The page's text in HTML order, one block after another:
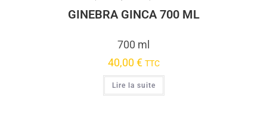
GINEBRA GINCA 700 ML
700 ml
40,00€ TTC
Lire la suite